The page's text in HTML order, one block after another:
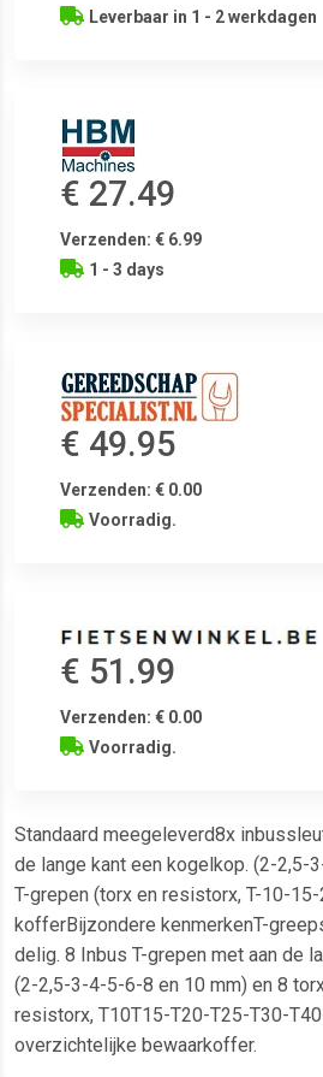
Leverbaar in 1 - 2 werkdagen
€ 27.49
Verzenden: € 6.99
1 - 3 days
€ 49.95
Verzenden: € 0.00
Voorradig.
€ 51.99
Verzenden: € 0.00
Voorradig.
Standaard meegeleverd8x
de lange kant een kogelkop. (2-
T-grepen (torx en resistorx, T-10-
kofferBijzondere kenmerkenT-
delig. 8 Inbus T-grepen met aan de
(2-2,5-3-4-5-6-8 en 10 mm) en 8
resistorx, T10T15-T20-T25-T30-
overzichtelijke bewaarkoffer.